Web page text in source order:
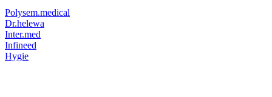
Polysem.medical
Dr.helewa
Inter.med
Infineed
Hygie